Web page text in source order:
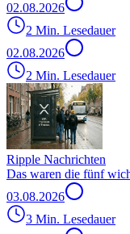
02.08.2026
2 Min. Lesedauer
02.08.2026
2 Min. Lesedauer
Ripple Nachrichten
Das waren die fünf
03.08.2026
3 Min. Lesedauer